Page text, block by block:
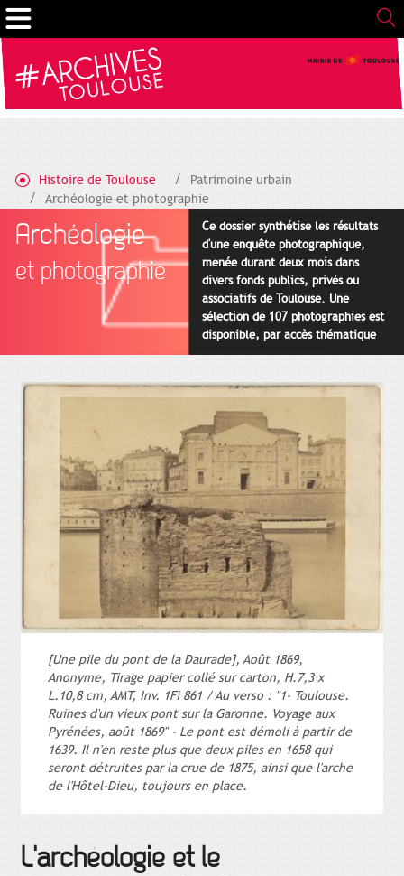
Histoire de Toulouse
Patrimoine urbain
Archéologie et photographie
Archéologie
et photographie
Ce dossier synthétise les résultats
d'une enquête photographique,
menée durant deux mois dans
divers fonds publics, privés ou
associatifs de Toulouse. Une
sélection de 107 photographies est
disponible, par accès thématique
ou global. Rappelons que toute
illégale sans l'autorisation de leurs
[Une pile du pont de la Daurade], Août 1869,
Anonyme, Tirage papier collé sur carton, H.7,3 x
L.10,8 cm, AMT, Inv. 1Fi 861 / Au verso : "1- Toulouse.
Ruines d'un vieux pont sur la Garonne. Voyage aux
Pyrénées, août 1869" - Le pont est démoli à partir de
1639. Il n'en reste plus que deux piles en 1658 qui
seront détruites par la crue de 1875, ainsi que l'arche
de l'Hôtel-Dieu, toujours en place.
L'archéologie et le
Cookies management panel